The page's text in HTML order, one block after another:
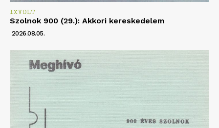
1XVOLT
Szolnok 900 (29.): Akkori kereskedelem
2026.08.05.